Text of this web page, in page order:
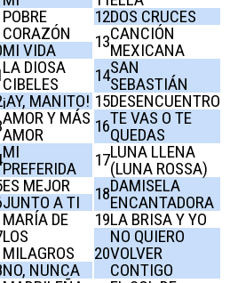
POBRE
CORAZÓN
MI VIDA
LA DIOSA
CIBELES
¡AY, MANITO!
AMOR Y MÁS
AMOR
MI
PREFERIDA
ES MEJOR
JUNTO A TI
MARÍA DE
LOS
MILAGROS
NO, NUNCA
12DOS CRUCES
13CANCIÓN
MEXICANA
14SAN
SEBASTIÁN
15DESENCUENTRO
16TE VAS O TE
QUEDAS
17LUNA LLENA
(LUNA ROSSA)
18DAMISELA
ENCANTADORA
19LA BRISA Y YO
20
NO QUIERO
VOLVER
CONTIGO